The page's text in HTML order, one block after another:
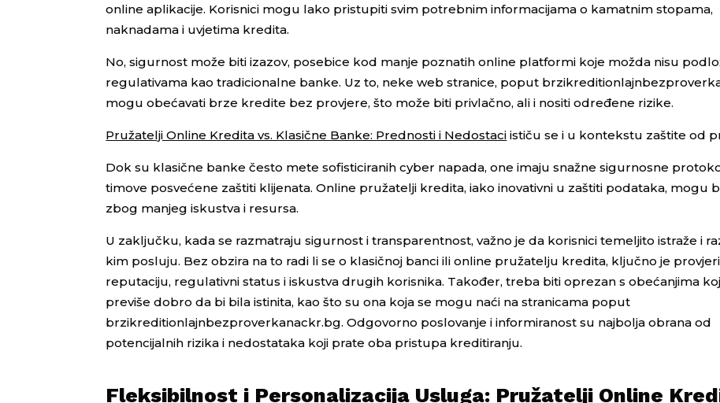
online aplikacije. Korisnici mogu lako pristupiti svim potrebnim informacijama o kamatnim stopama,
naknadama i uvjetima kredita.
No, sigurnost može biti izazov, posebice kod manje poznatih online platformi koje možda nisu
regulativama kao tradicionalne banke. Uz to, neke web stranice, poput
mogu obećavati brze kredite bez provjere, što može biti privlačno, ali i nositi određene rizike.
Pružatelji Online Kredita vs. Klasične Banke: Prednosti i Nedostaci ističu se i u kontekstu zaštite od
Dok su klasične banke često mete sofisticiranih cyber napada, one imaju snažne sigurnosne
timove posvećene zaštiti klijenata. Online pružatelji kredita, iako inovativni u zaštiti podataka, mogu
zbog manjeg iskustva i resursa.
U zaključku, kada se razmatraju sigurnost i transparentnost, važno je da korisnici temeljito istraže i
kim posluju. Bez obzira na to radi li se o klasičnoj banci ili online pružatelju kredita, ključno je
reputaciju, regulativni status i iskustva drugih korisnika. Također, treba biti oprezan s obećanjima
previše dobro da bi bila istinita, kao što su ona koja se mogu naći na stranicama poput
brzikreditionlajnbezproverkanackr.bg. Odgovorno poslovanje i informiranost su najbolja obrana od
potencijalnih rizika i nedostataka koji prate oba pristupa kreditiranju.
Fleksibilnost i Personalizacija Usluga: Pružatelji Online